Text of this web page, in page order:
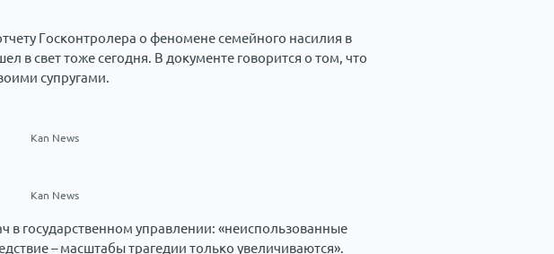
Госконтролера о феномене семейного насилия в
в свет тоже сегодня. В документе говорится о том, что
супругами.
Kan News
Kan News
в государственном управлении: «неиспользованные
– масштабы трагедии только увеличиваются».